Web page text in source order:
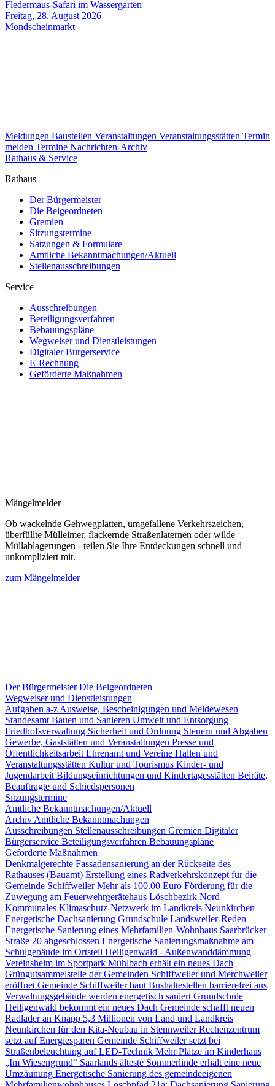
Fledermaus-Safari im Wassergarten
Freitag, 28. August 2026
Mondscheinmarkt
Meldungen Baustellen Veranstaltungen Veranstaltungsstätten Termin
melden Termine Nachrichten-Archiv
Rathaus & Service
Rathaus
Der Bürgermeister
Die Beigeordneten
Gremien
Sitzungstermine
Satzungen & Formulare
Amtliche Bekanntmachungen/Aktuell
Stellenausschreibungen
Service
Ausschreibungen
Beteiligungsverfahren
Bebauungspläne
Wegweiser und Dienstleistungen
Digitaler Bürgerservice
E-Rechnung
Geförderte Maßnahmen
Mängelmelder
Ob wackelnde Gehwegplatten, umgefallene Verkehrszeichen,
überfüllte Mülleimer, flackernde Straßenlaternen oder wilde
Müllablagerungen - teilen Sie Ihre Entdeckungen schnell und
unkompliziert mit.
zum Mängelmelder
Der BürgermeisterDie Beigeordneten
Wegweiser und Dienstleistungen
Aufgaben a-z Ausweise, Bescheinigungen und Meldewesen
Standesamt Bauen und Sanieren Umwelt und Entsorgung
Friedhofsverwaltung Sicherheit und Ordnung Steuern und Abgaben
Gewerbe, Gaststätten und Veranstaltungen Presse und
Öffentlichkeitsarbeit Ehrenamt und Vereine Hallen und
Veranstaltungsstätten Kultur und Tourismus Kinder- und
Jugendarbeit Bildungseinrichtungen und Kindertagesstätten Beiräte,
Beauftragte und Schiedspersonen
Sitzungstermine
Amtliche Bekanntmachungen/Aktuell
Archiv Amtliche Bekanntmachungen
Ausschreibungen Stellenausschreibungen Gremien Digitaler
Bürgerservice Beteiligungsverfahren Bebauungspläne
Geförderte Maßnahmen
Denkmalgerechte Fassadensanierung an der Rückseite des
Rathauses (Bauamt) Erstellung eines Radverkehrskonzept für die
Gemeinde SchiffweilerMehr als 100.00 Euro Förderung für die
Zuwegung am Feuerwehrgerätehaus Löschbezirk Nord
Kommunales Klimaschutz-Netzwerk im Landkreis Neunkirchen
Energetische Dachsanierung Grundschule Landsweiler-Reden
Energetische Sanierung eines Mehrfamilien-Wohnhaus Saarbrücker
Straße 20 abgeschlossen Energetische Sanierungsmaßnahme am
Schulgebäude im Ortsteil Heiligenwald - Außenwanddämmung
Vereinsheim im Sportpark Mühlbach erhält ein neues Dach
Grüngutsammelstelle der Gemeinden Schiffweiler und Merchweiler
eröffnet Gemeinde Schiffweiler baut Bushaltestellen barrierefrei aus
Verwaltungsgebäude werden energetisch saniert Grundschule
Heiligenwald bekommt ein neues Dach Gemeinde schafft neuen
Radlader an Knapp 5,3 Millionen von Land und Landkreis
Neunkirchen für den Kita-Neubau in StennweilerRechenzentrum
setzt auf Energiesparen Gemeinde Schiffweiler setzt bei
Straßenbeleuchtung auf LED-Technik Mehr Plätze im Kinderhaus
„Im Wiesengrund“ Saarlands älteste Sommerlinde erhält eine neue
Umzäunung Energetische Sanierung des gemeindeeigenen